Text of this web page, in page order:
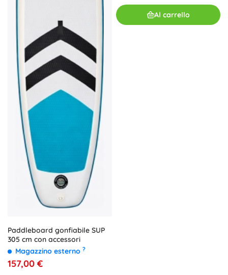
Paddleboard gonfiabile SUP
305 cm con accessori
Magazzino esterno ?
157,00 €
Al carrello